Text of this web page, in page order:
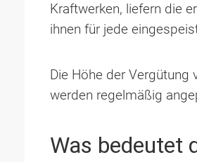
Kraftwerken, liefern die
ihnen für jede
Die Höhe der Vergütung
werden regelmäßig
Was bedeutet